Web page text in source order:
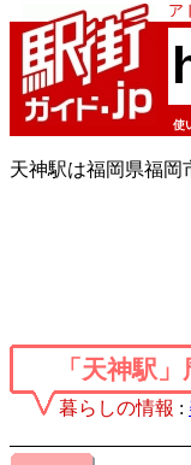
ア
使
天神駅は福岡県福岡
「天神駅
暮らしの情報 :